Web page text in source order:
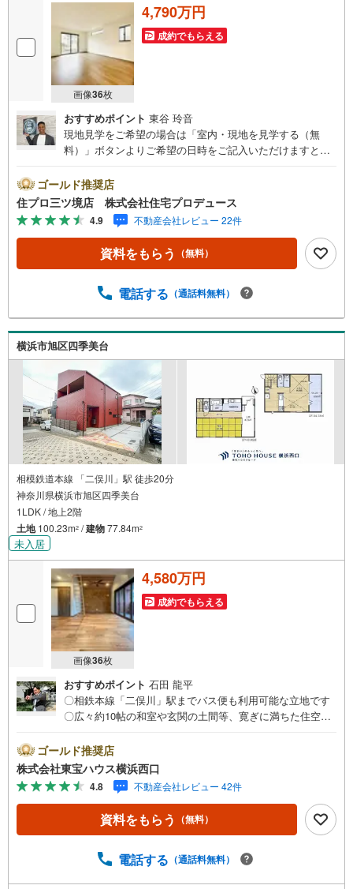
画像36枚
4,790万円
成約でもらえる
おすすめポイント 東谷 玲音
現地見学をご希望の場合は「室内・現地を見学する（無
料）」ボタンよりご希望の日時をご記入いただけますとス
区・戸塚区・保土ケ谷区・大和市の不動産売買専門会社で
す！ 最新物件情報や当社限定の物件情報も多数ご用意！お
気軽にお問合せ下さい!! -------------- 弊社独自の住宅ローン提
案システム 弊社ではファイナンシャル専門スタッフによる
【丁寧な資金アドバイス】【ファイナンシャルプラン提案
書の作成】を随時行っております。意外に知らないお客様
入できる無料の生命保険】【13年間もらえる、国からの特
から始まる【住宅ローン返済】65歳以上から必要になる
【老後の費用負担】住宅探しの【このタイミング】で不安
な部分を明確にしていきませんか？？ --------------
ゴールド推奨店
住プロ三ツ境店 株式会社住宅プロデュース
4.9 不動産会社レビュー 22件
資料をもらう （無料）
電話する （通話料無料）
横浜市旭区四季美台
相模鉄道本線 「二俣川」駅 徒歩20分
神奈川県横浜市旭区四季美台
1LDK / 地上2階
土地100.23m2 /建物77.84m2
未入居
画像36枚
4,580万円
成約でもらえる
おすすめポイント 石田 龍平
〇相鉄本線「二俣川」駅までバス便も利用可能な立地です
〇広々約10帖の和室や玄関の土間等、寛ぎに満ちた住空間
ておりますーーーーYahoo！ 不動産キャンペーン対象店舗
ーーーー当店で物件を成約するとPayPayボーナスライトが
もらえる「Yahoo！ 不動産 物件ご成約キャンペーン」の対
象になります。「資料をもらう」「見学予約をする」ボタ
ンからお問い合わせください。※必ずYahoo！ JAPAN IDで
ログインしてください。※PayPayボーナスライトは出金と
ーーーーーーーーーーーーーーーーーーーーーーーー紹介
ゴールド推奨店
株式会社東宝ハウス横浜西口
4.8 不動産会社レビュー 42件
資料をもらう （無料）
電話する （通話料無料）